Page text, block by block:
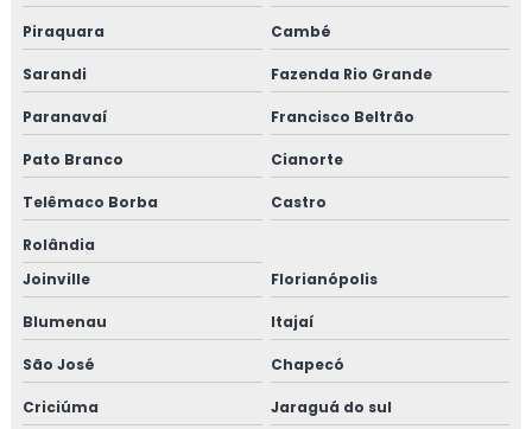
Serviço de projeto elétrico
Serviços de pcmso
Sistemas contra incêndio bh
Valor para fazer ltcat
Valor de projeto de combate a incêndio
Valor de projeto contra incêndio
Piraquara Cambé
Sarandi Fazenda Rio Grande
Paranavaí Francisco Beltrão
Pato Branco Cianorte
Telêmaco Borba Castro
Rolândia
Joinville
Florianópolis
Blumenau Itajaí
São José Chapecó
Criciúma Jaraguá do sul